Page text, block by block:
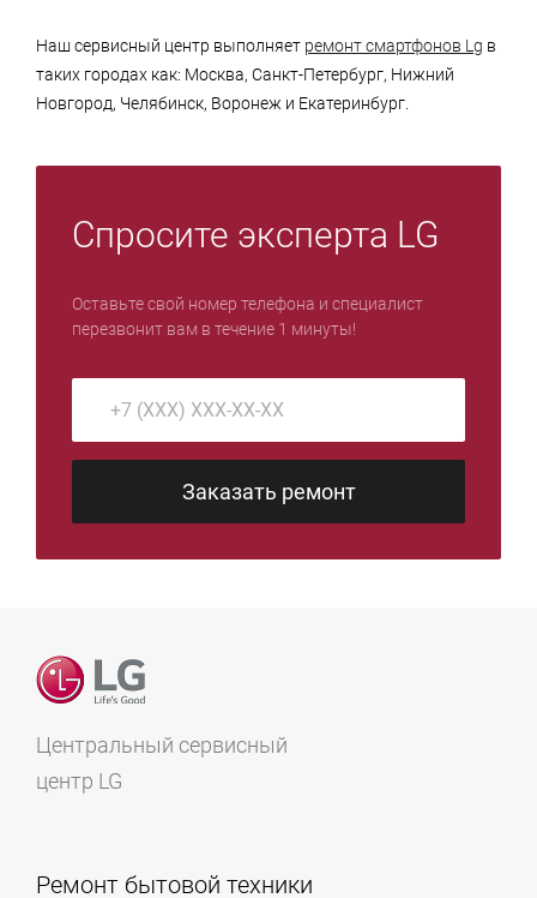
Наш сервисный центр выполняет ремонт смартфонов Lg в
таких городах как: Москва, Санкт-Петербург, Нижний
Новгород, Челябинск, Воронеж и Екатеринбург.
Спросите эксперта LG
Оставьте свой номер телефона и специалист
перезвонит вам в течение 1 минуты!
Заказать ремонт
Центральный сервисный
центр LG
Ремонт бытовой техники